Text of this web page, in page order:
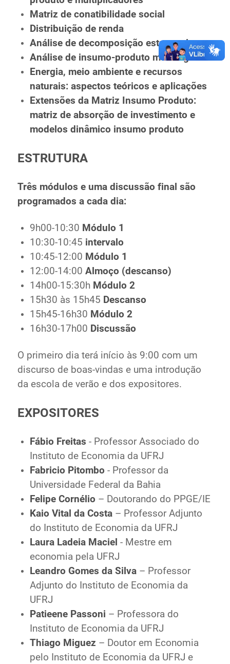
Matriz de conatibilidade social
Distribuição de renda
Análise de decomposição estrutural
Análise de insumo-produto multiregional
Energia, meio ambiente e recursos
naturais: aspectos teóricos e aplicações
Extensões da Matriz Insumo Produto:
matriz de absorção de investimento e
modelos dinâmico insumo produto
ESTRUTURA
Três módulos e uma discussão final são
programados a cada dia:
9h00-10:30 Módulo 1
10:30-10:45 intervalo
10:45-12:00 Módulo 1
12:00-14:00 Almoço (descanso)
14h00-15:30h Módulo 2
15h30 às 15h45 Descanso
15h45-16h30 Módulo 2
16h30-17h00 Discussão
O primeiro dia terá início às 9:00 com um
discurso de boas-vindas e uma introdução
da escola de verão e dos expositores.
EXPOSITORES
Fábio Freitas - Professor Associado do
Instituto de Economia da UFRJ
Fabricio Pitombo - Professor da
Universidade Federal da Bahia
Felipe Cornélio – Doutorando do PPGE/IE
Kaio Vital da Costa– Professor Adjunto
do Instituto de Economia da UFRJ
Laura Ladeia Maciel - Mestre em
economia pela UFRJ
Leandro Gomes da Silva– Professor
Adjunto do Instituto de Economia da
UFRJ
Patieene Passoni – Professora do
Instituto de Economia da UFRJ
Thiago Miguez – Doutor em Economia
pelo Instituto de Economia da UFRJ e